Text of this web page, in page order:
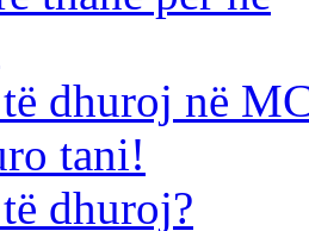
të dhuroj në
tani!
dhuroj?